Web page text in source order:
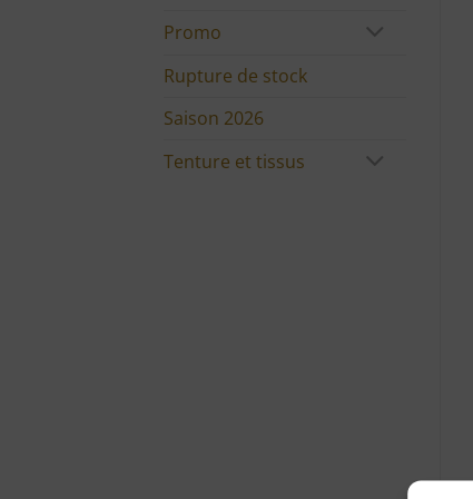
Promo
Rupture de stock
Saison 2026
Tenture et tissus